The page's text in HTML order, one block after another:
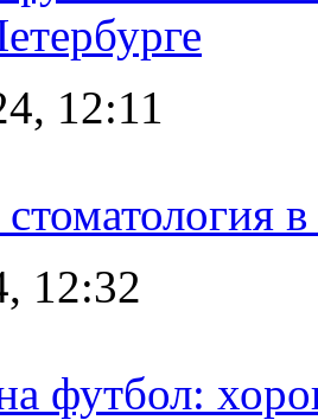
12:11
стоматология
12:32
футбол: